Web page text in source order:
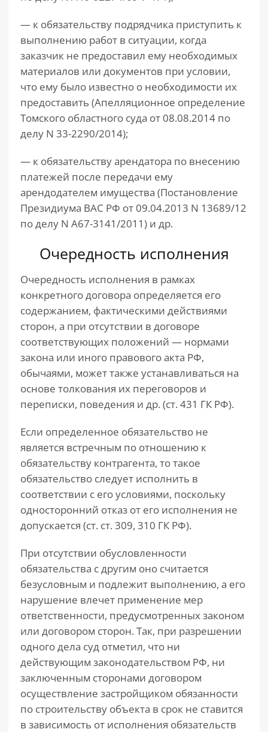
— к обязательству подрядчика приступить к
выполнению работ в ситуации, когда
заказчик не предоставил ему необходимых
материалов или документов при условии,
что ему было известно о необходимости их
предоставить (Апелляционное определение
Томского областного суда от 08.08.2014 по
делу N 33-2290/2014);
— к обязательству арендатора по внесению
платежей после передачи ему
арендодателем имущества (Постановление
Президиума ВАС РФ от 09.04.2013 N 13689/12
по делу N А67-3141/2011) и др.
Очередность исполнения
Очередность исполнения в рамках
конкретного договора определяется его
содержанием, фактическими действиями
сторон, а при отсутствии в договоре
соответствующих положений — нормами
закона или иного правового акта РФ,
обычаями, может также устанавливаться на
основе толкования их переговоров и
переписки, поведения и др. (ст. 431 ГК РФ).
Если определенное обязательство не
является встречным по отношению к
обязательству контрагента, то такое
обязательство следует исполнить в
соответствии с его условиями, поскольку
односторонний отказ от его исполнения не
допускается (ст. ст. 309, 310 ГК РФ).
При отсутствии обусловленности
обязательства с другим оно считается
безусловным и подлежит выполнению, а его
нарушение влечет применение мер
ответственности, предусмотренных законом
или договором сторон. Так, при разрешении
одного дела суд отметил, что ни
действующим законодательством РФ, ни
заключенным сторонами договором
осуществление застройщиком обязанности
по строительству объекта в срок не ставится
в зависимость от исполнения обязательств